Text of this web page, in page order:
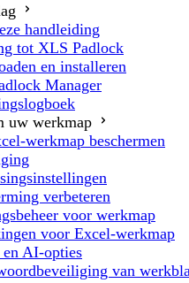
handleiding
tot XLS Padlock
en installeren
Manager
uw werkmap
werkmap beschermen
verbeteren
voor werkmap
voor Excel-werkmap
AI-opties
van